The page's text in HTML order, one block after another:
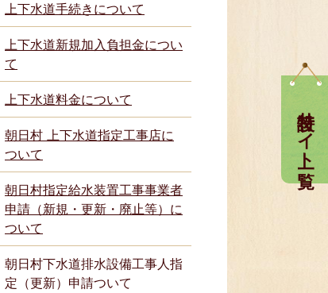
特設サイト一覧
上下水道手続きについて
上下水道新規加入負担金につい
て
上下水道料金について
朝日村 上下水道指定工事店に
ついて
朝日村指定給水装置工事事業者
申請（新規・更新・廃止等）に
ついて
朝日村下水道排水設備工事人指
定（更新）申請ついて